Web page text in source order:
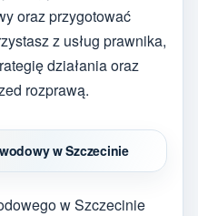
oraz przygotować
z usług prawnika,
działania oraz
rozprawą.
w Szczecinie
w Szczecinie